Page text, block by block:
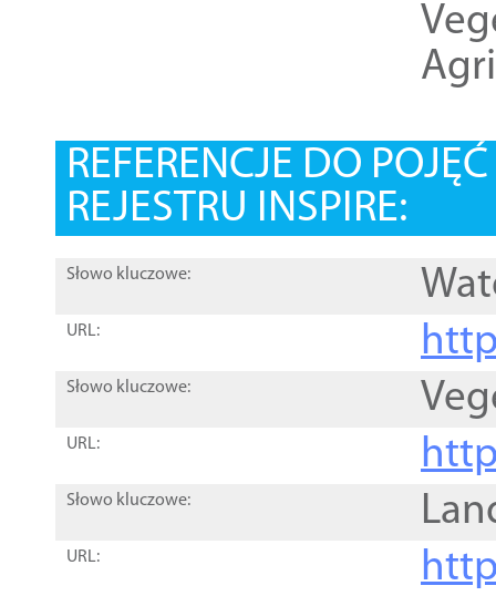
REFERENCJE DO
REJESTRU INSPIRE:
Słowo kluczowe:
URL:
Słowo kluczowe:
URL:
Słowo kluczowe:
URL: